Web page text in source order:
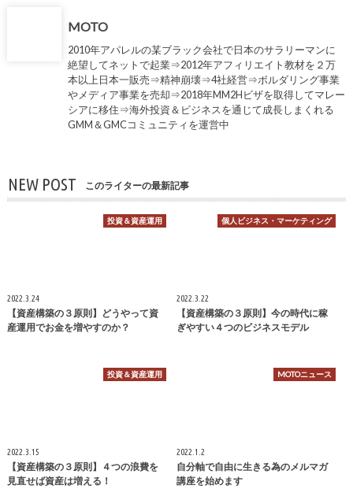
MOTO
2010年アパレルの某ブラック会社で日本のサラリーマンに
絶望してネットで起業⇒2012年アフィリエイト教材を２万
本以上日本一販売⇒精神崩壊⇒4社経営⇒ボルダリング事業
やメディア事業を売却⇒2018年MM2Hビザを取得してマレー
シアに移住⇒海外投資＆ビジネスを通じて成長しまくれる
GMM＆GMCコミュニティを運営中
NEW POST このライターの最新記事
投資＆資産運用
2022.3.24
【資産構築の３原則】どうやって資
産運用でお金を増やすのか？
個人ビジネス・マーケティング
2022.3.22
【資産構築の３原則】今の時代に稼
ぎやすい４つのビジネスモデル
投資＆資産運用
2022.3.15
【資産構築の３原則】４つの浪費を
見直せば資産は増える！
MOTOニュース
2022.1.2
自分軸で自由に生きる為のメルマガ
講座を始めます